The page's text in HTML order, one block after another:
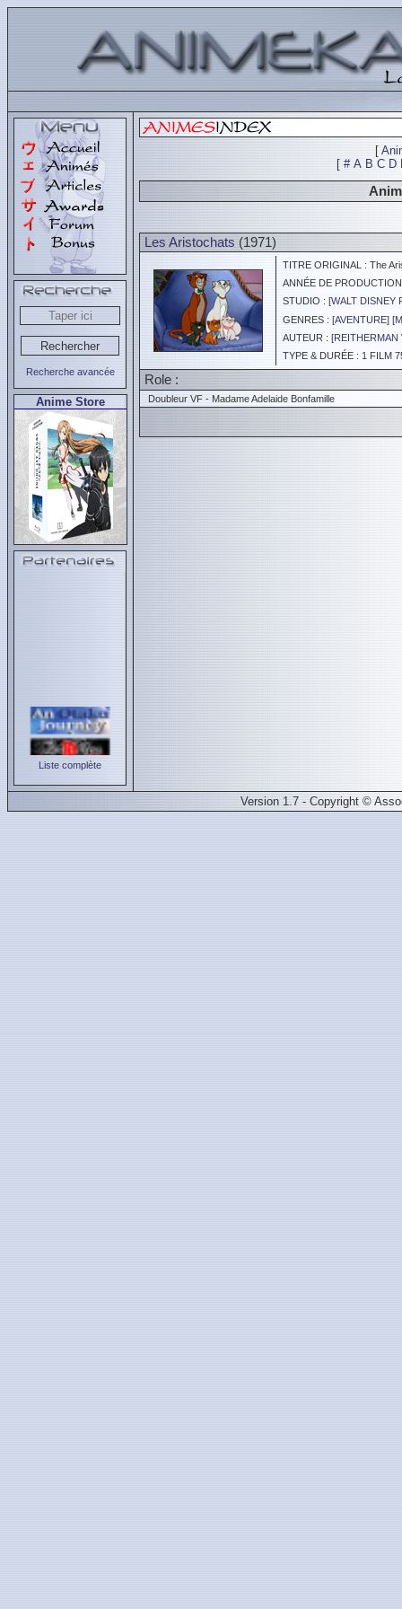
Recherche avancée
Anime Store
Liste complète
[
[ # A B C D
Les Aristochats (1971)
TITRE ORIGINAL : The
ANNÉE DE
STUDIO : [WALT DISNEY
GENRES : [AVENTURE] [
AUTEUR : [
TYPE & DURÉE : 1 FILM
Role :
Doubleur VF - Madame Adelaide Bonfamille
Version 1.7 - Copyright ©